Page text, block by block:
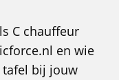
C chauffeur
en wie
tafel bij jouw